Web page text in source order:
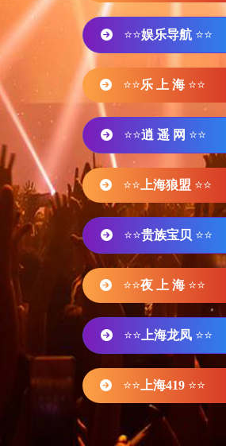
⭐⭐娱乐导航 ⭐⭐
⭐⭐乐 上 海 ⭐⭐
⭐⭐逍 遥 网 ⭐⭐
⭐⭐ 上海狼盟 ⭐⭐
⭐⭐贵族宝贝 ⭐⭐
⭐⭐夜 上 海 ⭐⭐
⭐⭐ 上海龙凤 ⭐⭐
⭐⭐ 上海419 ⭐⭐